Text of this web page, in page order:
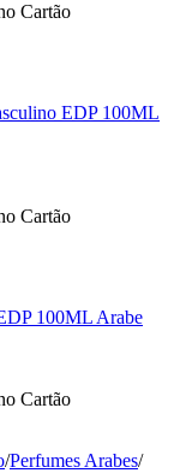
Cartão
EDP 100ML
Cartão
100ML Arabe
Cartão
/Perfumes Arabes/